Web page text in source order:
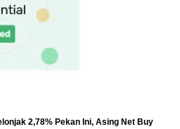
2,78% Pekan Ini, Asing Net Buy